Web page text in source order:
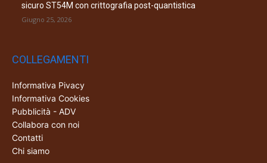
sicuro ST54M con crittografia post-quantistica
Giugno 25, 2026
COLLEGAMENTI
Informativa Pivacy
Informativa Cookies
Pubblicità - ADV
Collabora con noi
Contatti
Chi siamo